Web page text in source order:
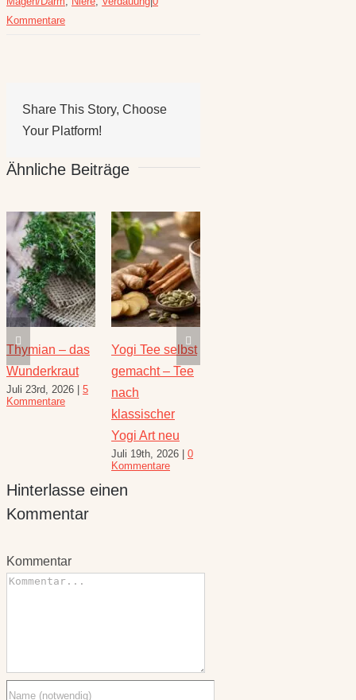
Kommentare
Share This Story, Choose
Your Platform!
Ähnliche Beiträge
Thymian – das
Wunderkraut
Juli 23rd, 2026
5
Kommentare
Yogi Tee selbst
gemacht – Tee
nach
klassischer
Yogi Art neu
Juli 19th, 2026
0
Kommentare
Hinterlasse einen
Kommentar
Kommentar